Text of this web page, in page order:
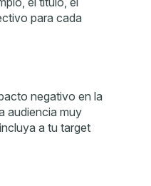
para cada
negativo en la
audiencia muy
a tu target